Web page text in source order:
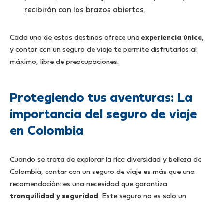
recibirán con los brazos abiertos.
Cada uno de estos destinos ofrece una experiencia única,
y contar con un seguro de viaje te permite disfrutarlos al
máximo, libre de preocupaciones.
Protegiendo tus aventuras: La
importancia del seguro de viaje
en Colombia
Cuando se trata de explorar la rica diversidad y belleza de
Colombia, contar con un seguro de viaje es más que una
recomendación: es una necesidad que garantiza
tranquilidad y seguridad . Este seguro no es solo un